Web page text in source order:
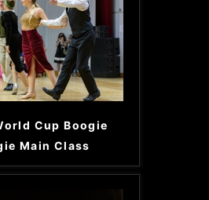
Cup Boogie
Main Class